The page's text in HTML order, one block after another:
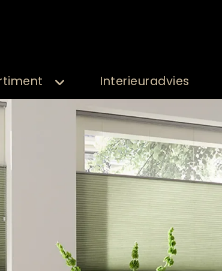
Interieuradvies